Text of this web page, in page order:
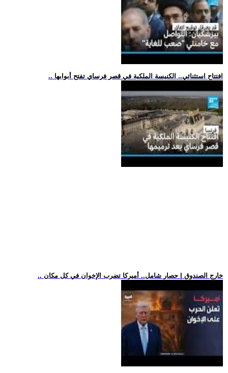
.. افتتاح استثنائي.. الكنيسة الملكية في قصر فرساي تفتح أبوابها
.. خارج الصندوق | حصار شامل.. أميركا تضرب الإخوان في كل مكان